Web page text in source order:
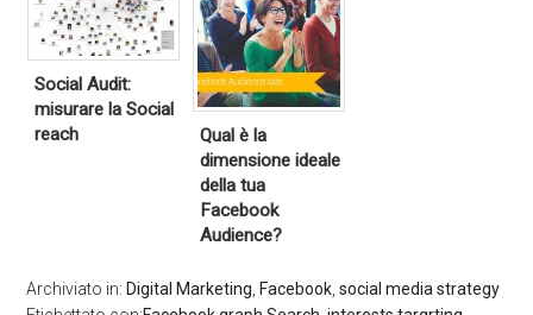
Social Audit:
misurare la Social
reach
Qual è la
dimensione ideale
della tua
Facebook
Audience?
Archiviato in: Digital Marketing Facebook ,social media strategy